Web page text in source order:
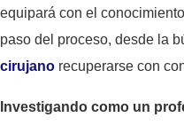
equipará con el
paso del proceso, desde la
cirujano recuperarse con
Investigando como un